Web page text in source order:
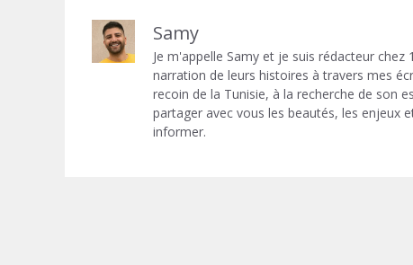
Samy
Je m'appelle Samy et je suis rédacteur
narration de leurs histoires à travers mes
recoin de la Tunisie, à la recherche de son
partager avec vous les beautés, les enjeux
informer.